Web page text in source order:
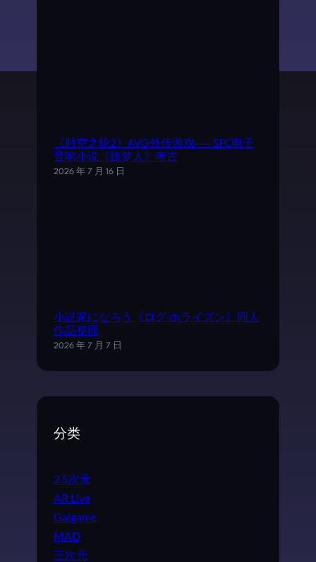
《时空之轮2》AVG外传游戏——SFC电子
音响小说《旅梦人》考古
2026 年 7 月 16 日
小説家になろう《ログ·ホライズン》同人
作品整理
2026 年 7 月 7 日
分类
2.5次元
AR Live
Galgame
MAD
三次元